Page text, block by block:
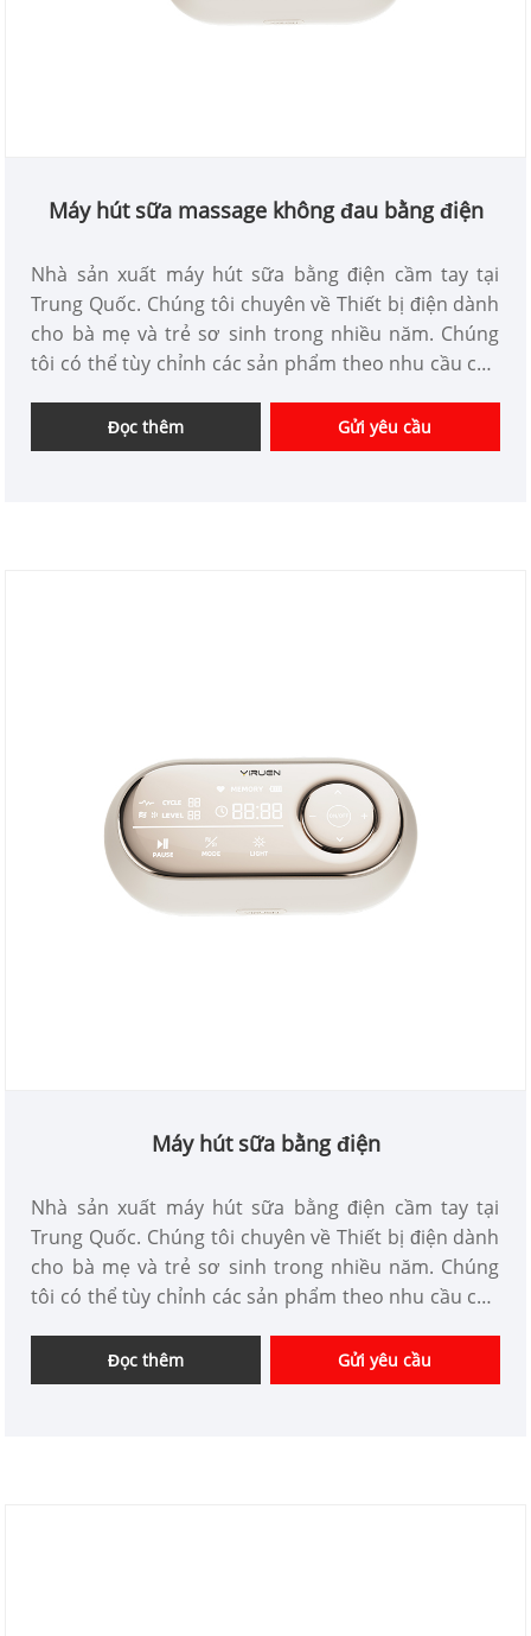
Máy hút sữa massage không đau bằng điện
Nhà sản xuất máy hút sữa bằng điện cầm tay tại
Trung Quốc. Chúng tôi chuyên về Thiết bị điện dành
cho bà mẹ và trẻ sơ sinh trong nhiều năm. Chúng
tôi có thể tùy chỉnh các sản phẩm theo nhu cầu của
cấp thiết bị điện chuyên nghiệp cho bà mẹ và trẻ sơ
sinh tại Trung Quốc.
Đọc thêm Gửi yêu cầu
Máy hút sữa bằng điện
Nhà sản xuất máy hút sữa bằng điện cầm tay tại
Trung Quốc. Chúng tôi chuyên về Thiết bị điện dành
cho bà mẹ và trẻ sơ sinh trong nhiều năm. Chúng
tôi có thể tùy chỉnh các sản phẩm theo nhu cầu của
cấp thiết bị điện chuyên nghiệp cho bà mẹ và trẻ sơ
sinh tại Trung Quốc.
Đọc thêm Gửi yêu cầu